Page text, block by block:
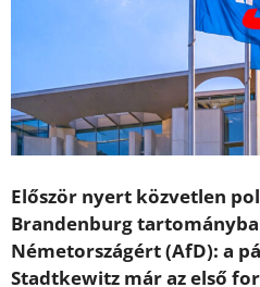
Először nyert közvetlen
Brandenburg
Németországért (AfD): a
Stadtkewitz már az első